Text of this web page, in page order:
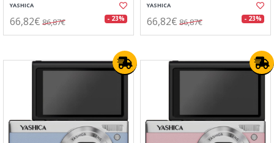
YASHICA
66,82€ 86,87€ - 23%
YASHICA
66,82€ 86,87€ - 23%